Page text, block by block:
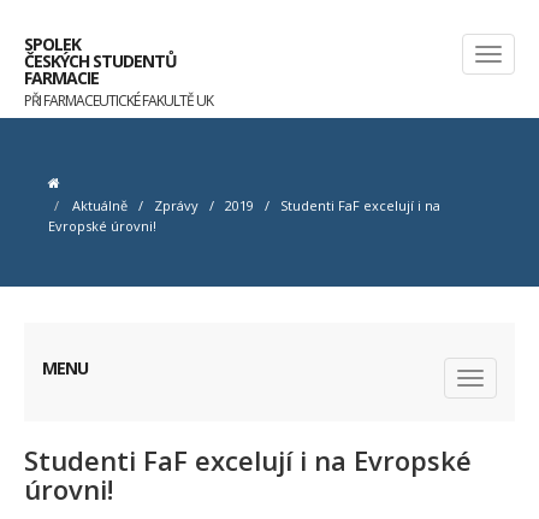
SPOLEK
ČESKÝCH STUDENTŮ
FARMACIE
PŘI FARMACEUTICKÉ FAKULTĚ UK
Aktuálně / Zprávy / 2019 /
Studenti FaF excelují i na
Evropské úrovni!
MENU
Studenti FaF excelují i na Evropské
úrovni!